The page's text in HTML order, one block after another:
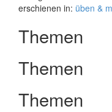
erschienen in: üben &
Themen
Themen
Themen